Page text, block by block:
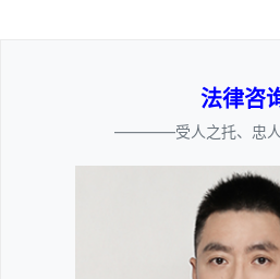
法律咨
————受人之托、忠